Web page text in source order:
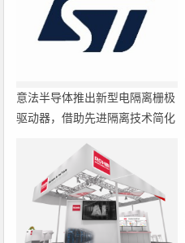
意法半导体推出新型电隔离栅极
驱动器，借助先进隔离技术简化